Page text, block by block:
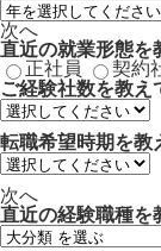
次へ
直近の就業形態を
正社員
契約
ご経験社数を教え
転職希望時期を教
次へ
直近の経験職種を